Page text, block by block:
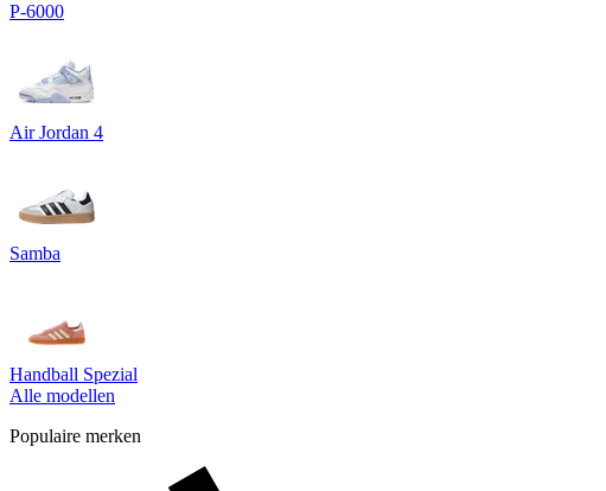
P-6000
Air Jordan 4
Samba
Handball Spezial
Alle modellen
Populaire merken